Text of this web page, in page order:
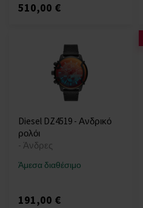
510,00 €
Diesel DZ4519 - Ανδρικό
ρολόι
- Άνδρες
Άμεσα διαθέσιμο
191,00 €